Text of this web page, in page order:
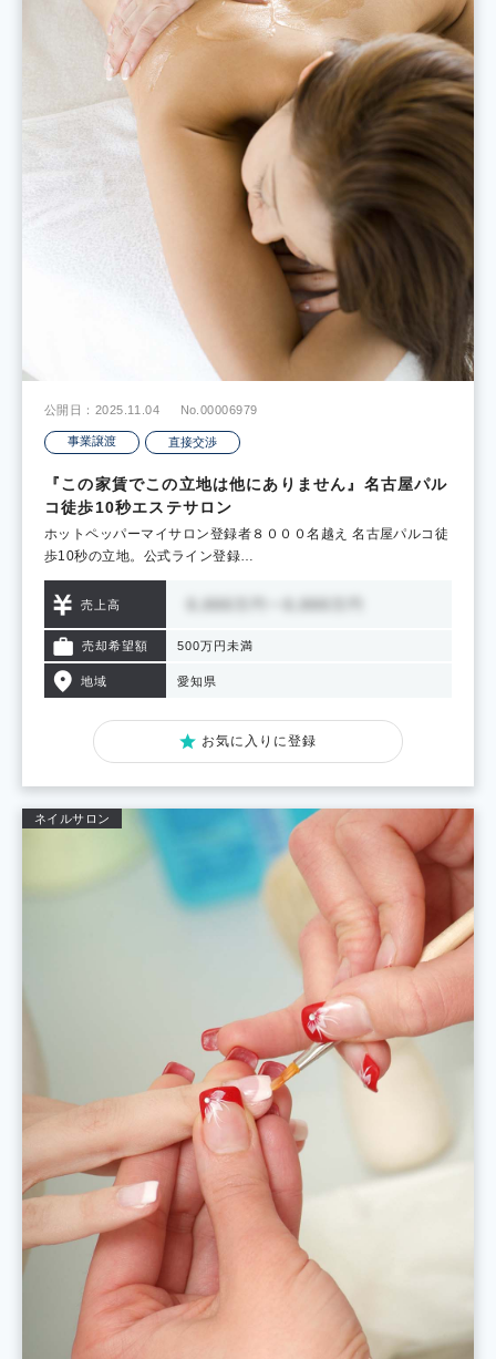
公開日：2025.11.04 No.00006979
事業譲渡 直接交渉
『この家賃でこの立地は他にありません』名古屋パル
コ徒歩10秒エステサロン
ホットペッパーマイサロン登録者８０００名越え 名古屋パルコ徒
歩10秒の立地。公式ライン登録…
売上高
売却希望額 500万円未満
地域 愛知県
お気に入りに登録
ネイルサロン